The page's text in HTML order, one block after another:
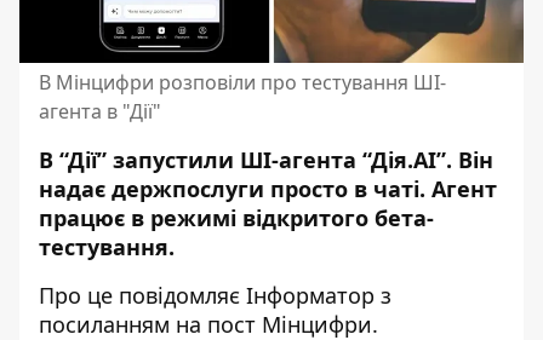
В Мінцифри розповіли про тестування ШІ-
агента в "Дії"
В “Дії” запустили ШІ-агента “Дія.AI”. Він
надає держпослуги просто в чаті. Агент
працює в режимі відкритого бета-
тестування.
Про це повідомляє Інформатор з
посиланням на пост Мінцифри.